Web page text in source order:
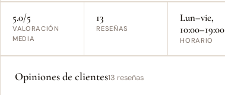
5.0/5
VALORACIÓN
MEDIA
13
RESEÑAS
Lun–vie,
10:00–19:00
HORARIO
Opiniones de clientes13 reseñas